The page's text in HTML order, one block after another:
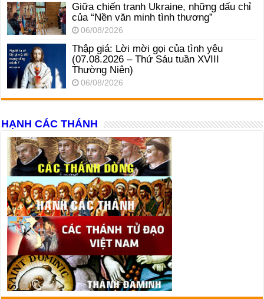
Giữa chiến tranh Ukraine, những dấu chỉ
của “Nền văn minh tình thương”
06/08/2026
Thập giá: Lời mời gọi của tình yêu
(07.08.2026 – Thứ Sáu tuần XVIII
Thường Niên)
06/08/2026
HẠNH CÁC THÁNH